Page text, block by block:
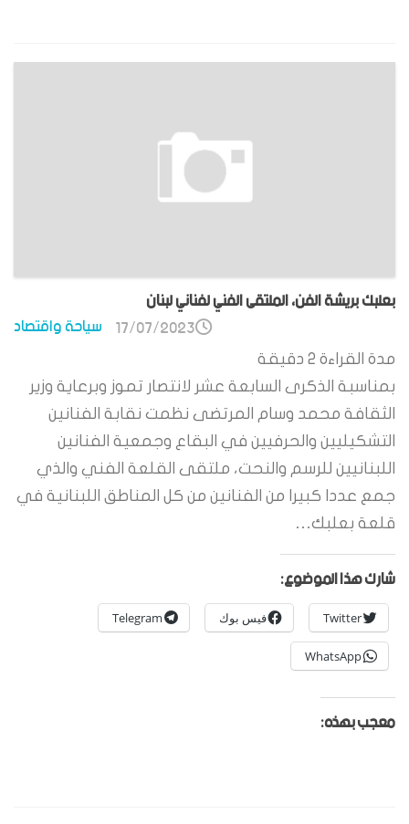
بعلبك بريشة الفن، الملتقى الفني لفناني لبنان
سياحة واقتصاد 17/07/2023
مدة القراءة 2 دقيقة
بمناسبة الذكرى السابعة عشر لانتصار تموز وبرعاية وزير
الثقافة محمد وسام المرتضى نظمت نقابة الفنانين
التشكيليين والحرفيين في البقاع وجمعية الفنانين
اللبنانيين للرسم والنحت، ملتقى القلعة الفني والذي
جمع عددا كبيرا من الفنانين من كل المناطق اللبنانية في
قلعة بعلبك…
شارك هذا الموضوع:
Twitter فيس بوك Telegram
WhatsApp
معجب بهذه: